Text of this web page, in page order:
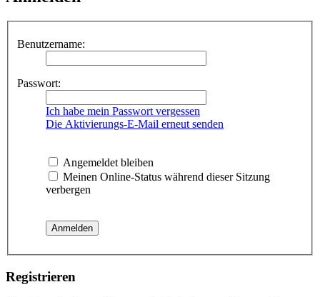
Benutzername:
Passwort:
Ich habe mein Passwort vergessen
Die Aktivierungs-E-Mail erneut senden
Angemeldet bleiben
Meinen Online-Status während dieser Sitzung
verbergen
Registrieren